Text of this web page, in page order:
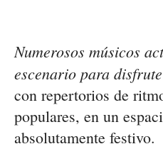
Numerosos músicos
escenario para
con repertorios de
populares, en un
absolutamente festivo.